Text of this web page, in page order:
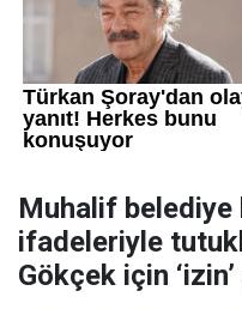
Muhalif belediye
ifadeleriyle
Gökçek için ‘izin’